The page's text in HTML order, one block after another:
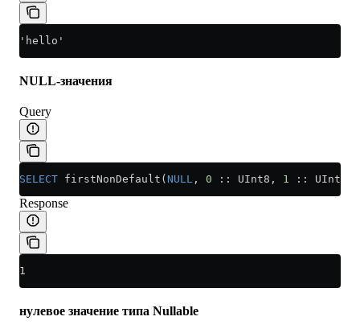
'hello'
NULL-значения
Query
SELECT firstNonDefault( NULL , 0 :: UInt8, 1 :: UInt8)
Response
1
нулевое значение типа Nullable